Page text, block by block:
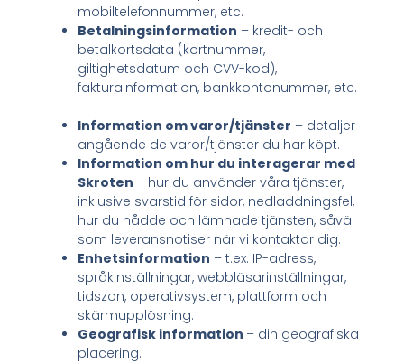
mobiltelefonnummer, etc.
Betalningsinformation – kredit- och
betalkortsdata (kortnummer,
giltighetsdatum och CVV-kod),
fakturainformation, bankkontonummer, etc.
Information om varor/tjänster – detaljer
angående de varor/tjänster du har köpt.
Information om hur du interagerar med
Skroten – hur du använder våra tjänster,
inklusive svarstid för sidor, nedladdningsfel,
hur du nådde och lämnade tjänsten, såväl
som leveransnotiser när vi kontaktar dig.
Enhetsinformation – t.ex. IP-adress,
språkinställningar, webbläsarinställningar,
tidszon, operativsystem, plattform och
skärmupplösning.
Geografisk information – din geografiska
placering.